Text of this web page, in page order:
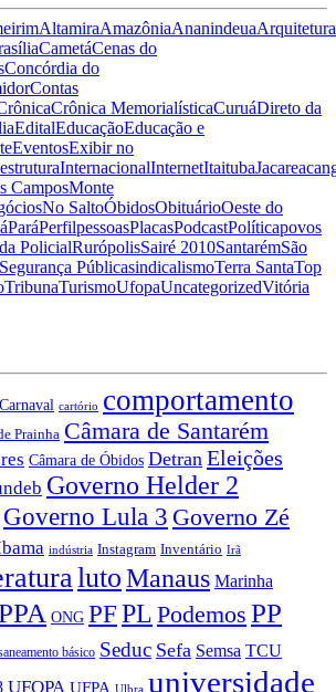
AltamiraAmazôniaAnanindeuaArquitetura
CametáCenas do
Concórdia do
Contas
Crônica MemorialísticaCuruáDireto da
EditalEducaçãoEducação e
EventosExibir no
InternacionalInternetItaituba
CamposMonte
No SaltoÓbidosObituárioOeste do
ParáPerfilpessoasPlacasPodcastPolíticapovos
PolicialRurópolisSairé 2010SantarémSão
Segurança PúblicasindicalismoTerra SantaTop
TribunaTurismoUfopaUncategorizedVitória
Carnaval cartório comportamento
Prainha Câmara de Santarém
Câmara de Óbidos Detran Eleições
Governo Helder 2
Governo Lula 3 Governo Zé
indústria Instagram Inventário Irã
lutoManaus Marinha
ONG PFPL Podemos PP
básico Seduc Sefa Semsa TCU
UFOPA UFPA universidade